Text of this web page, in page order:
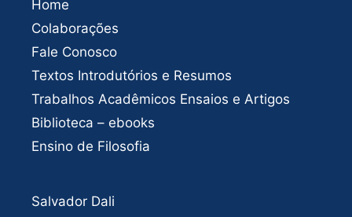
Home
Colaborações
Fale Conosco
Textos Introdutórios e Resumos
Trabalhos Acadêmicos Ensaios e Artigos
Biblioteca – ebooks
Ensino de Filosofia
Salvador Dali